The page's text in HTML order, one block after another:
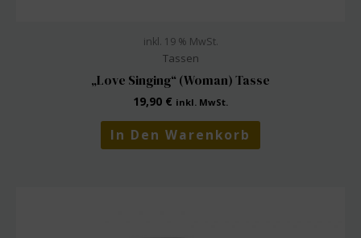
inkl. 19 % MwSt.
Tassen
„Love Singing“ (Woman) Tasse
19,90 € inkl. MwSt.
In Den Warenkorb